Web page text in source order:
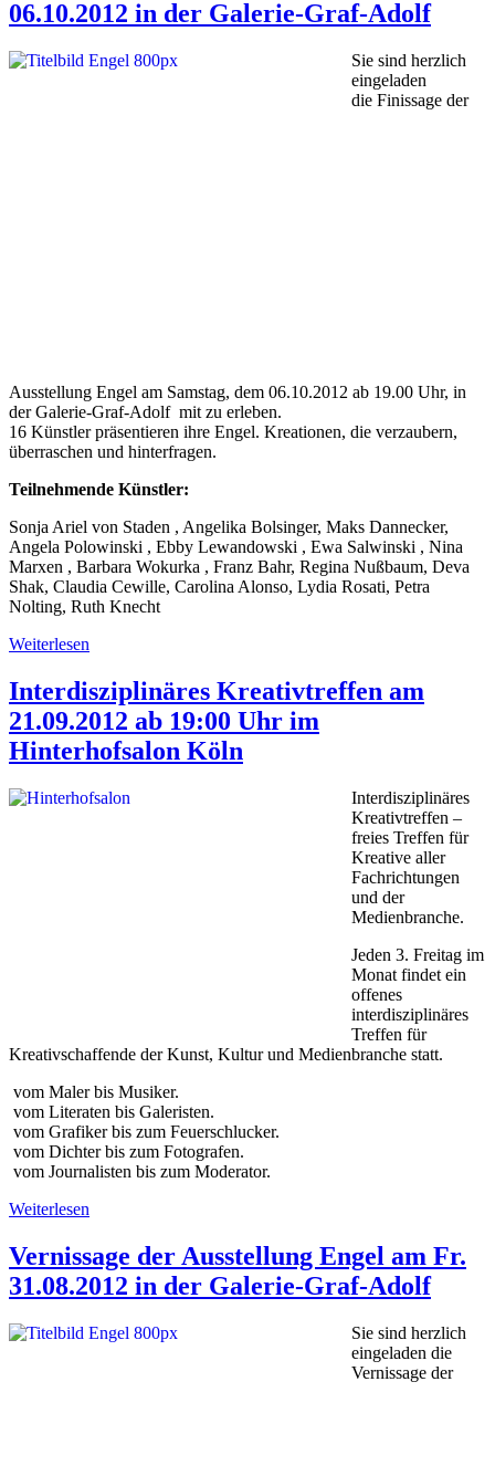
06.10.2012 in der Galerie-Graf-Adolf
Sie sind herzlich
eingeladen
die Finissage der
Ausstellung Engel am Samstag, dem 06.10.2012 ab 19.00 Uhr, in
der Galerie-Graf-Adolf mit zu erleben.
16 Künstler präsentieren ihre Engel. Kreationen, die verzaubern,
überraschen und hinterfragen.
Teilnehmende Künstler:
Sonja Ariel von Staden , Angelika Bolsinger, Maks Dannecker,
Angela Polowinski , Ebby Lewandowski , Ewa Salwinski , Nina
Marxen , Barbara Wokurka , Franz Bahr, Regina Nußbaum, Deva
Shak, Claudia Cewille, Carolina Alonso, Lydia Rosati, Petra
Nolting, Ruth Knecht
Weiterlesen
Interdisziplinäres Kreativtreffen am
21.09.2012 ab 19:00 Uhr im
Hinterhofsalon Köln
Interdisziplinäres
Kreativtreffen –
freies Treffen für
Kreative aller
Fachrichtungen
und der
Medienbranche.
Jeden 3. Freitag im
Monat findet ein
offenes
interdisziplinäres
Treffen für
Kreativschaffende der Kunst, Kultur und Medienbranche statt.
vom Maler bis Musiker.
vom Literaten bis Galeristen.
vom Grafiker bis zum Feuerschlucker.
vom Dichter bis zum Fotografen.
vom Journalisten bis zum Moderator.
Weiterlesen
Vernissage der Ausstellung Engel am Fr.
31.08.2012 in der Galerie-Graf-Adolf
Sie sind herzlich
eingeladen die
Vernissage der